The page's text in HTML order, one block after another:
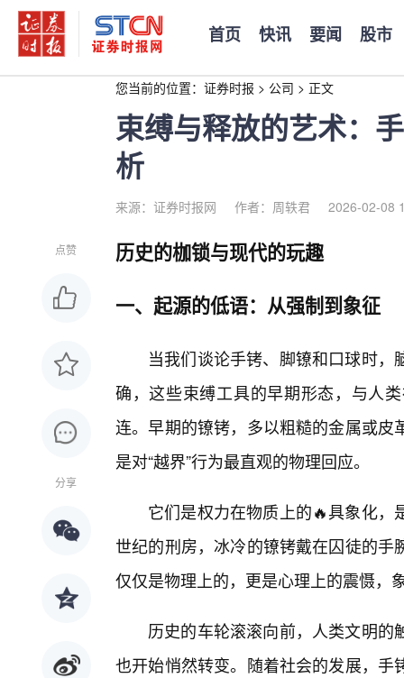
首页 快讯 要闻 股市
您当前的位置： 证券时报 > 公司 > 正文
束缚与释放的艺术：
析
来源：证券时报网 作者：周轶君 2026-02-08
点赞
分享
历史的枷锁与现代的玩趣
一、起源的低语：从强制到象征
当我们谈论手铐、脚镣和口球时
确，这些束缚工具的早期形态，与人
连。早期的镣铐，多以粗糙的金属或
是对“越界”行为最直观的物理回应。
它们是权力在物质上的🔥具象化
世纪的刑房，冰冷的镣铐戴在囚徒的
仅仅是物理上的，更是心理上的震慑，
历史的车轮滚滚向前，人类文明
也开始悄然转变。随着社会的发展，